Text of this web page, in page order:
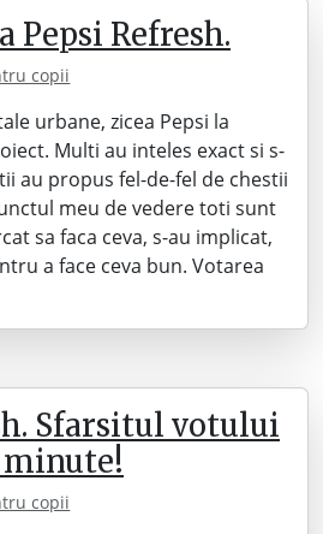
Pepsi Refresh.
copii
urbane, zicea Pepsi la
Multi au inteles exact si s-
au propus fel-de-fel de chestii
meu de vedere toti sunt
sa faca ceva, s-au implicat,
a face ceva bun. Votarea
Sfarsitul votului
minute!
copii